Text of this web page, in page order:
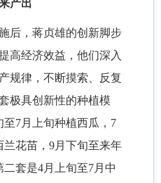
产出
后，蒋贞雄的创新脚步
高经济效益，他们深入
规律，不断摸索、反复
极具创新性的种植模
至7月上旬种植西瓜，7
兰花苗，9月下旬至来年
套是4月上旬至7月中